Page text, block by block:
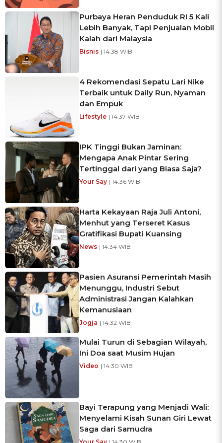
Purbaya Heran Penduduk RI 5 Kali
Lebih Banyak, Tapi Penjualan Mobil
Kalah dari Malaysia
Bisnis | 14:38 WIB
4 Rekomendasi Sepatu Lari Nike
Terbaik untuk Daily Run, Nyaman
dan Empuk
Lifestyle | 14:37 WIB
IPK Tinggi Bukan Jaminan:
Mengapa Anak Pintar Sering
Tertinggal dari yang Biasa Saja?
Your Say | 14:36 WIB
Harta Kekayaan Raja Juli Antoni,
Menhut yang Terseret Kasus
Gratifikasi Bupati Kuansing
News | 14:34 WIB
Pasien Asuransi Pemerintah Masih
Menunggu, Industri Sebut
Administrasi Jangan Kalahkan
Kemanusiaan
Jogja | 14:32 WIB
Mulai Turun di Sebagian Wilayah,
Ini Doa saat Musim Hujan
Video | 14:30 WIB
Bayi Terapung yang Menjadi Wali:
Menyelami Kisah Sunan Giri Lewat
Saga dari Samudra